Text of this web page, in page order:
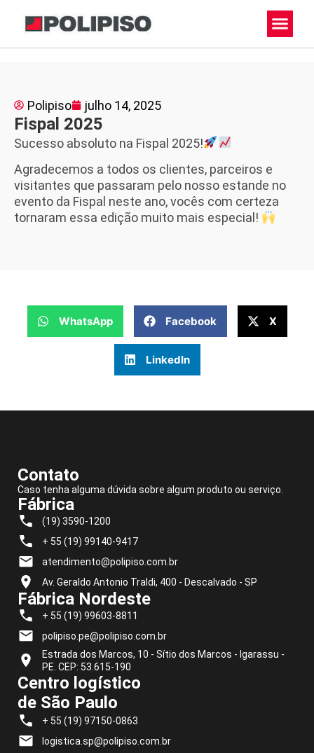
Polipiso julho 14, 2025
Fispal 2025
Sucesso absoluto na Fispal 2025!
Agradecemos a todos os clientes, parceiros e
visitantes que passaram pelo nosso estande no
evento da Fispal neste ano, vocês com certeza
tornaram essa edição muito mais especial!
WhatsApp Facebook X
LinkedIn
Contato
Caso tenha alguma dúvida sobre algum produto ou serviço.
Fábrica
(19) 3590-1200
+ 55 (19) 99140-9417
atendimento@polipiso.com.br
Av. Geraldo Antonio Traldi, 400 - Descalvado - SP
Fábrica Nordeste
+ 55 (19) 99603-8811
polipiso.pe@polipiso.com.br
Estrada dos Marcos, 10 - Sítio dos Marcos - Igarassu -
PE. CEP: 53.615-190
Centro logístico
de São Paulo
+ 55 (19) 97150-0863
logistica.sp@polipiso.com.br